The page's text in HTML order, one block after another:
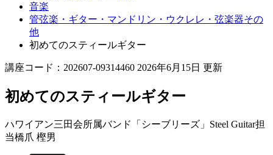
音楽
管弦楽・ギター・マンドリン・ウクレレ・弦楽器その
他
初めてのスティールギター
講座コード：202607-09314460 2026年6月15日 更新
初めてのスティールギター
ハワイアン三田会所属バンド「シーブリーズ」Steel Guitar担
当橋爪 樫男